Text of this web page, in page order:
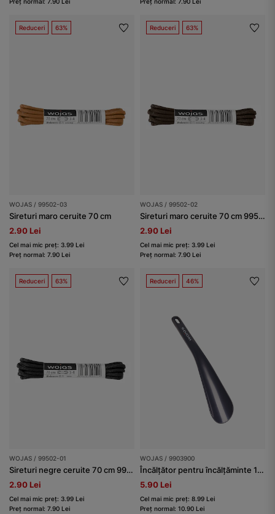
Reduceri 63%
WOJAS / 99502-03
Sireturi maro ceruite 70 cm
2.90 Lei
Cel mai mic preț: 3.99 Lei
Preț normal: 7.90 Lei
Reduceri 63%
WOJAS / 99502-02
Sireturi maro ceruite 70 cm 99502-02
2.90 Lei
Cel mai mic preț: 3.99 Lei
Preț normal: 7.90 Lei
Reduceri 63%
WOJAS / 99502-01
Sireturi negre ceruite 70 cm 99502-01
2.90 Lei
Cel mai mic preț: 3.99 Lei
Preț normal: 7.90 Lei
Reduceri 46%
WOJAS / 9903900
Încălțător pentru încălțăminte 19 cm Wojas
5.90 Lei
Cel mai mic preț: 8.99 Lei
Preț normal: 10.90 Lei